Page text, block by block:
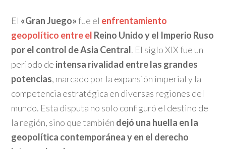
El «Gran Juego»fue el enfrentamiento
geopolítico entre el Reino Unido y el Imperio Ruso
por el control de Asia Central. El siglo XIX fue un
periodo de intensa rivalidad entre las grandes
potencias, marcado por la expansión imperial y la
competencia estratégica en diversas regiones del
mundo. Esta disputa no solo configuró el destino de
la región, sino que también dejó una huella en la
geopolítica contemporánea y en el derecho